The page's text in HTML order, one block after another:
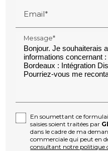
Email*
Message*
En soumettant ce
saisies soient traitées par
dans le cadre de ma
commerciale qui peut en
consultant notre politique